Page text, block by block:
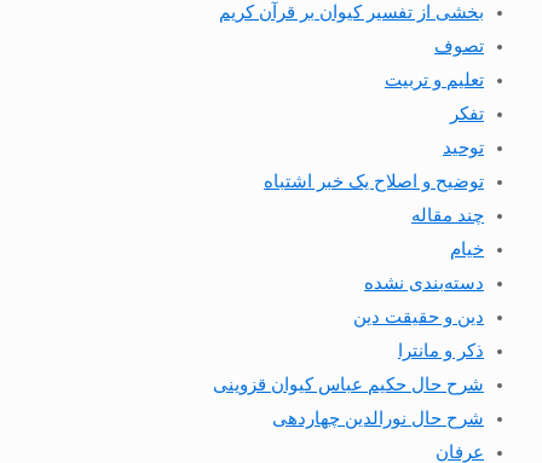
بخشی از تفسیر کیوان بر قرآن کریم
تصوف
تعلیم و تربیت
تفکر
توحید
توضیح و اصلاح یک خبر اشتباه
چند مقاله
خیام
دسته‌بندی نشده
دین و حقیقت دین
ذکر و مانترا
شرح حال حکیم عباس کیوان قزوینی
شرح حال نورالدین چهاردهی
عرفان